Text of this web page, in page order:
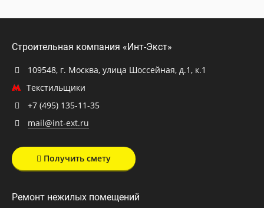
Строительная компания «Инт-Экст»
109548, г. Москва, улица Шоссейная, д.1, к.1
Текстильщики
+7 (495) 135-11-35
mail@int-ext.ru
Получить смету
Ремонт нежилых помещений